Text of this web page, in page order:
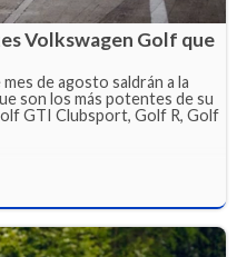
Volkswagen Golf que
de agosto saldrán a la
son los más potentes de su
GTI Clubsport, Golf R, Golf